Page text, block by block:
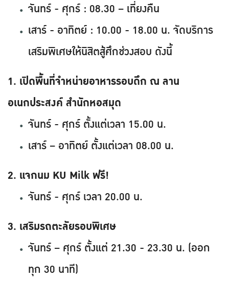
จันทร์ - ศุกร์ : 08.30 – เที่ยงคืน
เสาร์ - อาทิตย์ : 10.00 - 18.00 น. จัดบริการ
เสริมพิเศษให้นิสิตสู้ศึกช่วงสอบ ดังนี้
1. เปิดพื้นที่จำหน่ายอาหารรอบดึก ณ ลาน
อเนกประสงค์ สำนักหอสมุด
จันทร์ - ศุกร์ ตั้งแต่เวลา 15.00 น.
เสาร์ – อาทิตย์ ตั้งแต่เวลา 08.00 น.
2. แจกนม KU Milk ฟรี!
จันทร์ - ศุกร์ เวลา 20.00 น.
3. เสริมรถตะลัยรอบพิเศษ
จันทร์ – ศุกร์ ตั้งแต่ 21.30 - 23.30 น. (ออก
ทุก 30 นาที)